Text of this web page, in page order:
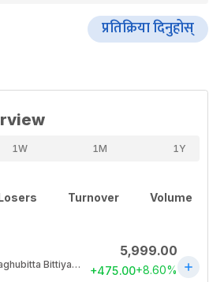
प्रतिक्रिया दिनुहोस्